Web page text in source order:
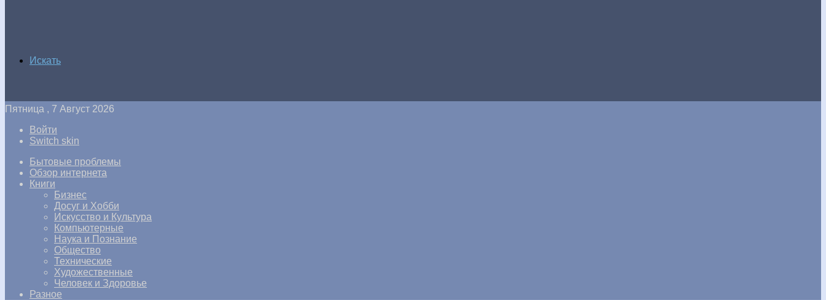
Искать
Пятница , 7 Август 2026
Войти
Switch skin
Бытовые проблемы
Обзор интернета
Книги
Бизнес
Досуг и Хобби
Искусство и Культура
Компьютерные
Наука и Познание
Общество
Технические
Художественные
Человек и Здоровье
Разное